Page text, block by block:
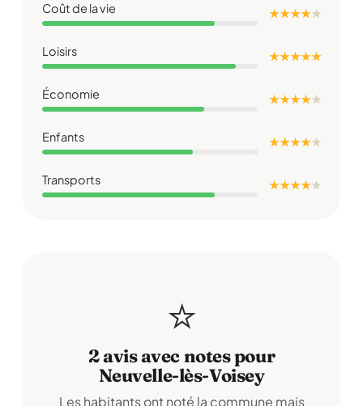
Coût de la vie ★ ★ ★ ★★
Loisirs ★ ★ ★ ★ ★
Économie ★ ★ ★ ★★
Enfants ★ ★ ★ ★★
Transports ★ ★ ★ ★★
⭐
2 avis avec notes pour
Neuvelle-lès-Voisey
Les habitants ont noté la commune mais